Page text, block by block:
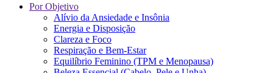
Por Objetivo
Alívio da Ansiedade e Insônia
Energia e Disposição
Clareza e Foco
Respiração e Bem-Estar
Equilíbrio Feminino (TPM e Menopausa)